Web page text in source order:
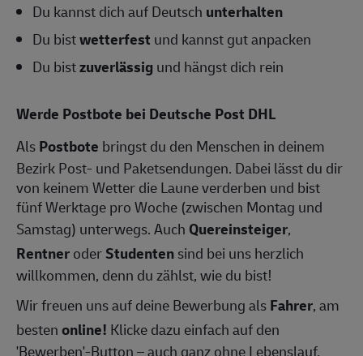
Du kannst dich auf Deutsch unterhalten
Du bistwetterfest und kannst gut anpacken
Du bistzuverlässigund hängst dich rein
Werde Postbote bei Deutsche Post DHL
AlsPostbote bringst du den Menschen in deinem
Bezirk Post- und Paketsendungen. Dabei lässt du dir
von keinem Wetter die Laune verderben und bist
fünf Werktage pro Woche (zwischen Montag und
Samstag) unterwegs. Auch Quereinsteiger,
RentneroderStudentensind bei uns herzlich
willkommen, denn du zählst, wie du bist!
Wir freuen uns auf deine Bewerbung alsFahrer, am
bestenonline! Klicke dazu einfach auf den
'Bewerben'-Button – auch ganz ohne Lebenslauf.